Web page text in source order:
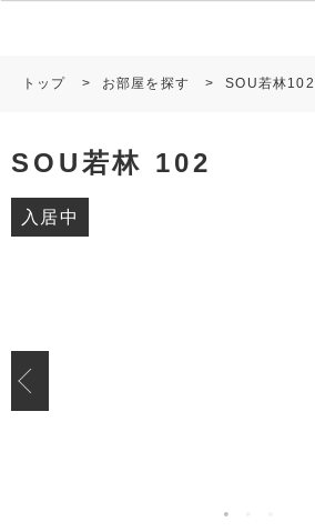
トップ > お部屋を探す > SOU若林102
SOU若林 102
入居中